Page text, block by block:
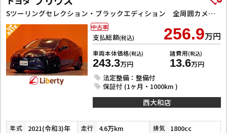
Sツーリングセレクション・ブラックエディション 全周囲カメラ ナビ TV クリアランスソナー オートクルーズコントロール レーンアシスト 衝突被害軽減システム アルミホイール オートマチックハイビーム オートライト
支払総額(税込) 256.9万円
車両本体価格(税込)
243.3万円
諸費用(税込)
13.6万円
法定整備：整備付
保証付 (1ヶ月・1000km )
中古車
西大和店
年式 2021(令和3)年 走行 4.6万km 排気 1800cc